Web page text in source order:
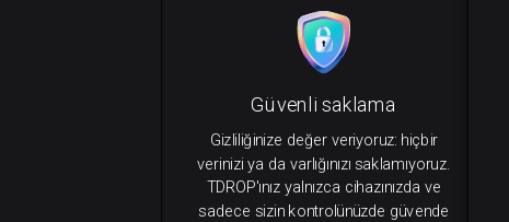
Güvenli saklama
Gizliliğinize değer veriyoruz: hiçbir
verinizi ya da varlığınızı saklamıyoruz.
TDROP'ınız yalnızca cihazınızda ve
sadece sizin kontrolünüzde güvende